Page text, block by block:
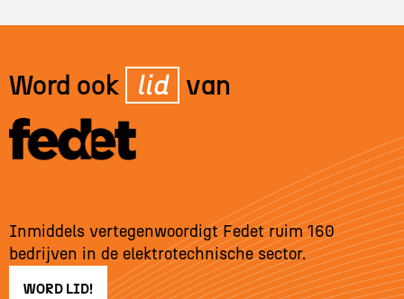
Word ook lid van
Inmiddels vertegenwoordigt Fedet ruim 160
bedrijven in de elektrotechnische sector.
WORD LID!